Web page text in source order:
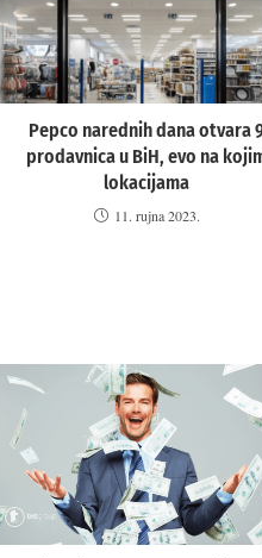
Pepco narednih dana otvara
prodavnica u BiH, evo na
lokacijama
11. rujna 2023.